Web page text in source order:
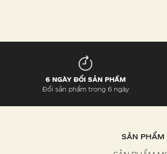
6 NGÀY ĐỔI SẢN PHẨM
Đổi sản phẩm trong 6 ngày
SẢN PHẨM